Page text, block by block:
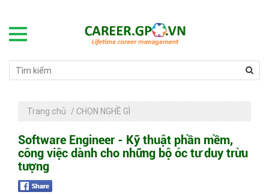
Trang chủ / CHỌN NGHỀ GÌ
Software Engineer - Kỹ thuật phần mềm,
công việc dành cho những bộ óc tư duy trừu
tượng